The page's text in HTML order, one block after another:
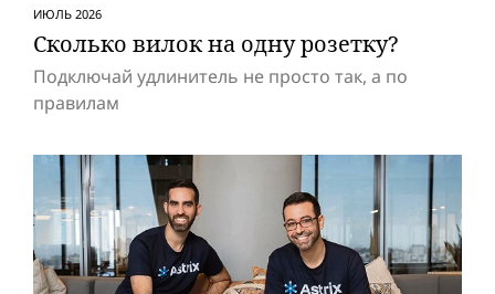
ИЮЛЬ 2026
Сколько вилок на одну розетку?
Подключай удлинитель не просто так, а по
правилам